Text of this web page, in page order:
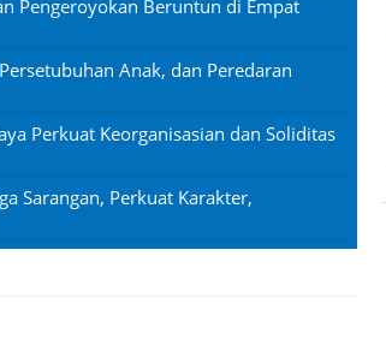
Pengeroyokan Beruntun di Empat
Anak, dan Peredaran
Perkuat Keorganisasian dan Soliditas
Sarangan, Perkuat Karakter,